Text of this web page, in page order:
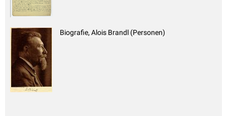
Biografie, Alois Brandl (Personen)